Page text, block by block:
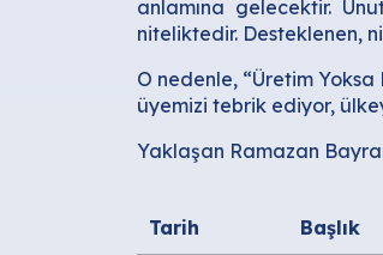
anlamına gelecektir.
niteliktedir. Desteklenen,
O nedenle, “Üretim
üyemizi tebrik ediyor,
Yaklaşan Ramazan
Tarih Başlık